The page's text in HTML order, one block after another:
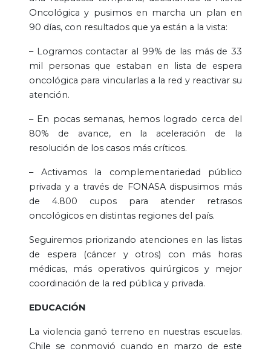
Oncológica y pusimos en marcha un plan en
90 días, con resultados que ya están a la vista:
– Logramos contactar al 99% de las más de 33
mil personas que estaban en lista de espera
oncológica para vincularlas a la red y reactivar su
atención.
– En pocas semanas, hemos logrado cerca del
80% de avance, en la aceleración de la
resolución de los casos más críticos.
– Activamos la complementariedad público
privada y a través de FONASA dispusimos más
de 4.800 cupos para atender retrasos
oncológicos en distintas regiones del país.
Seguiremos priorizando atenciones en las listas
de espera (cáncer y otros) con más horas
médicas, más operativos quirúrgicos y mejor
coordinación de la red pública y privada.
EDUCACIÓN
La violencia ganó terreno en nuestras escuelas.
Chile se conmovió cuando en marzo de este